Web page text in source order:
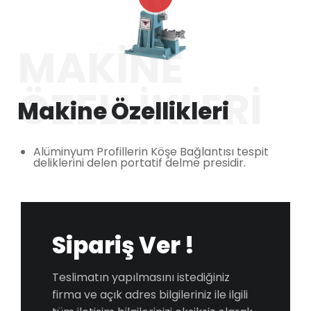
MAKINE
ÖZELLIKLERI
Makine Özellikleri
Alüminyum Profillerin Köşe Bağlantısı tespit
deliklerini delen portatif delme presidir.
Sipariş Ver !
Teslimatın yapılmasını istediğiniz
firma ve açık adres bilgileriniz ile ilgili